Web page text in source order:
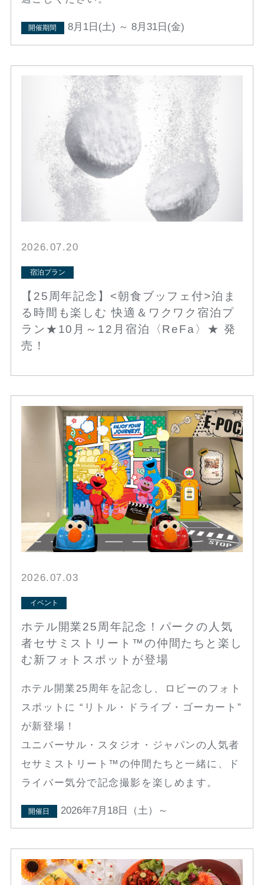
開催期間 8月1日(土) ～ 8月31日(金)
2026.07.20
宿泊プラン
【25周年記念】<朝食ブッフェ付>泊ま
る時間も楽しむ 快適＆ワクワク宿泊プ
ラン★10月～12月宿泊〈ReFa〉★ 発
売！
2026.07.03
イベント
ホテル開業25周年記念！パークの人気
者セサミストリート™の仲間たちと楽し
む新フォトスポットが登場
ホテル開業25周年を記念し、ロビーのフォト
スポットに “リトル・ドライブ・ゴーカート”
が新登場！
ユニバーサル・スタジオ・ジャパンの人気者
セサミストリート™の仲間たちと一緒に、ド
ライバー気分で記念撮影を楽しめます。
開催日 2026年7月18日（土）～